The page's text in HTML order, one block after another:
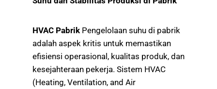
HVAC Pabrik Pengelolaan suhu di pabrik
adalah aspek kritis untuk memastikan
efisiensi operasional, kualitas produk, dan
kesejahteraan pekerja. Sistem HVAC
(Heating, Ventilation, and Air